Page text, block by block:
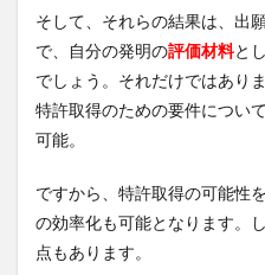
そして、それらの結果は、出
で、自分の発明の評価材料と
でしょう。それだけではあり
特許取得のための要件について
可能。
ですから、特許取得の可能性
の効率化も可能となります。
点もあります。